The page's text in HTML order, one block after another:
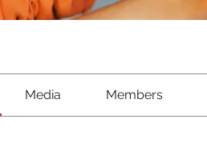
Media Members